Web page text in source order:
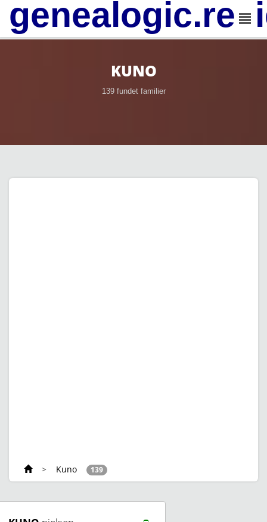
KUNO
139 fundet familier
> Kuno 139